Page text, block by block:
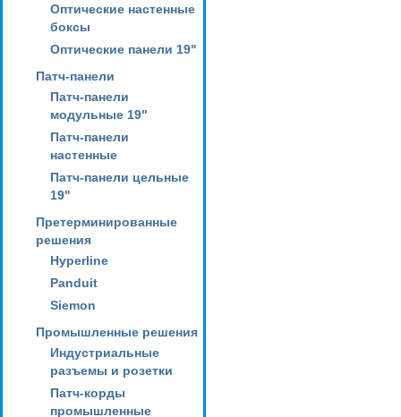
Оптические настенные
боксы
Оптические панели 19"
Патч-панели
Патч-панели
модульные 19"
Патч-панели
настенные
Патч-панели цельные
19"
Претерминированные
решения
Hyperline
Panduit
Siemon
Промышленные решения
Индустриальные
разъемы и розетки
Патч-корды
промышленные